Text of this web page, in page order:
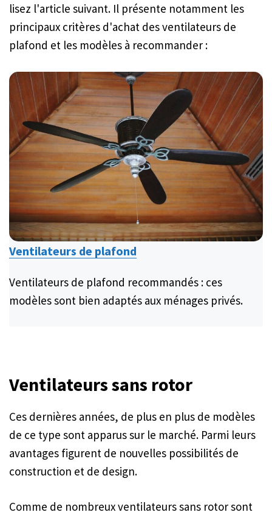
lisez l'article suivant. Il présente notamment les
principaux critères d'achat des ventilateurs de
plafond et les modèles à recommander :
Ventilateurs de plafond
Ventilateurs de plafond recommandés : ces
modèles sont bien adaptés aux ménages privés.
Ventilateurs sans rotor
Ces dernières années, de plus en plus de modèles
de ce type sont apparus sur le marché. Parmi leurs
avantages figurent de nouvelles possibilités de
construction et de design.
Comme de nombreux ventilateurs sans rotor sont